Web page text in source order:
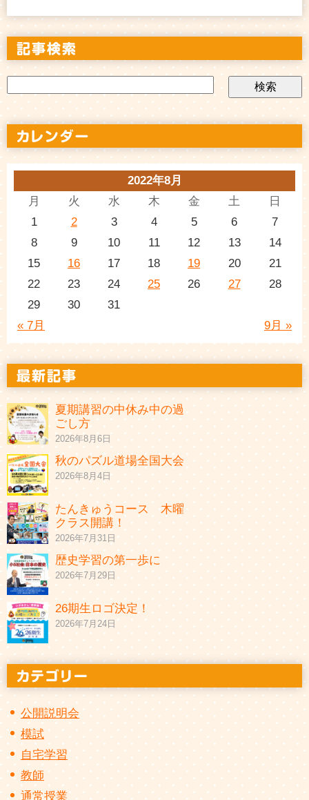
2022年8月
月
火 水 木 金 土 日
« 7月 9月 »
1 2 3 4 5 6
7
8
9 10 11 12 13
14
15
16 17 18 19 20
21
22
23 24 25 26 27
28
29
30 31
夏期講習の中休み中の過
ごし方
2026年8月6日
秋のパズル道場全国大会
2026年8月4日
たんきゅうコース 木曜
クラス開講！
2026年7月31日
歴史学習の第一歩に
2026年7月29日
26期生ロゴ決定！
2026年7月24日
公開説明会
模試
自宅学習
教師
通常授業